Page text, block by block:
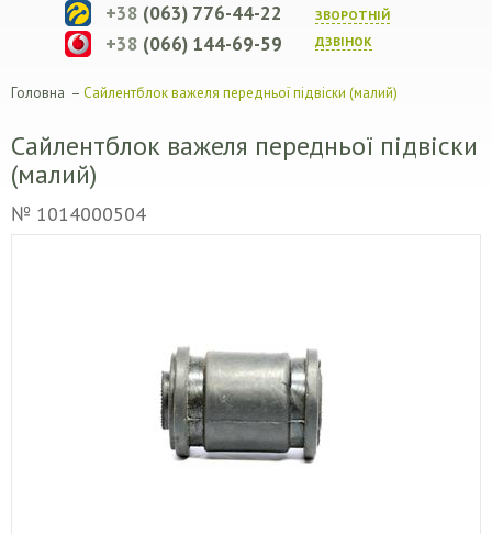
ЗВОРОТНIЙ
ДЗВIНОК
+38 (063) 776-44-22
+38 (066) 144-69-59
Головна – Сайлентблок важеля передньої підвіски (малий)
Сайлентблок важеля передньої підвіски
(малий)
№ 1014000504